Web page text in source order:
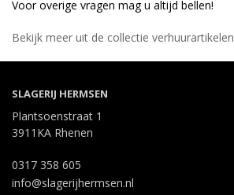
Voor overige vragen mag u altijd bellen!
Bekijk meer uit de collectie verhuurartikelen
SLAGERIJ HERMSEN
Plantsoenstraat 1
3911KA Rhenen
0317 358 605
info@slagerijhermsen.nl